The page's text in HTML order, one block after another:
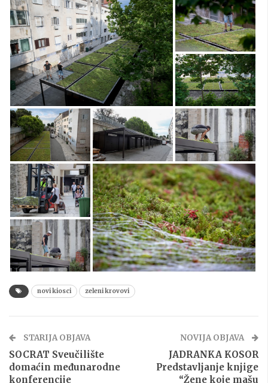
novi kiosci zeleni krovovi
STARIJA OBJAVA
SOCRAT Sveučilište
domaćin međunarodne
konferencije
NOVIJA OBJAVA
JADRANKA KOSOR
Predstavljanje knjige
“Žene koje mašu